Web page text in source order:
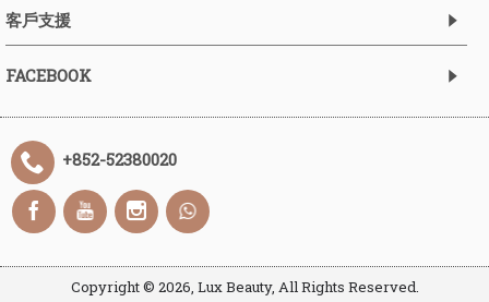
客戶支援
FACEBOOK
+852-52380020
Copyright © 2026, Lux Beauty, All Rights Reserved.